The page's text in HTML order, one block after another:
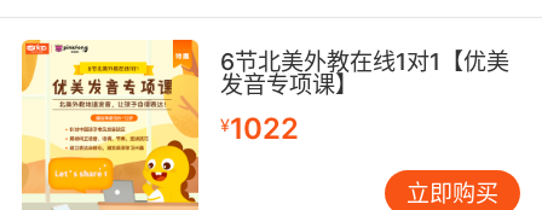
6节北美外教在线1对1【优美
发音专项课】
¥1022
立即购买